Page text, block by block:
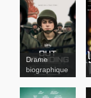
Drame
biographique